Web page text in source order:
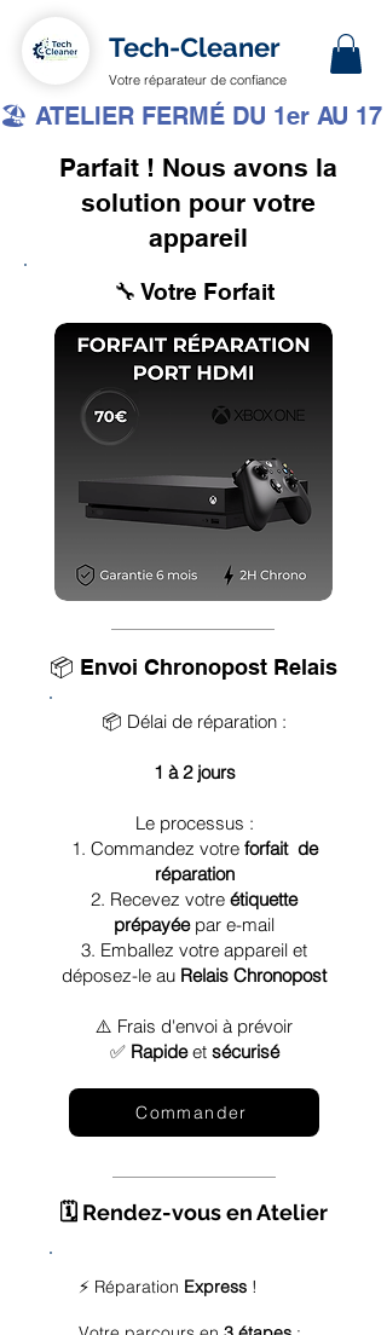
Tech-Cleaner
Votre réparateur de confiance
🏖️ ATELIER FERMÉ DU 1er AU
Parfait ! Nous avons la
solution pour votre
appareil
🔧 Votre Forfait
📦 Envoi Chronopost Relais
📦 Délai de réparation :
1 à 2 jours
Le processus :
1. Commandez votre forfait de
réparation
2. Recevez votre étiquette
prépayéepar e-mail
3. Emballez votre appareil et
déposez-le au Relais Chronopost
⚠️ Frais d'envoi à prévoir
✅ Rapideet sécurisé
Commander
🗓️ Rendez-vous en Atelier
⚡ Réparation Express !